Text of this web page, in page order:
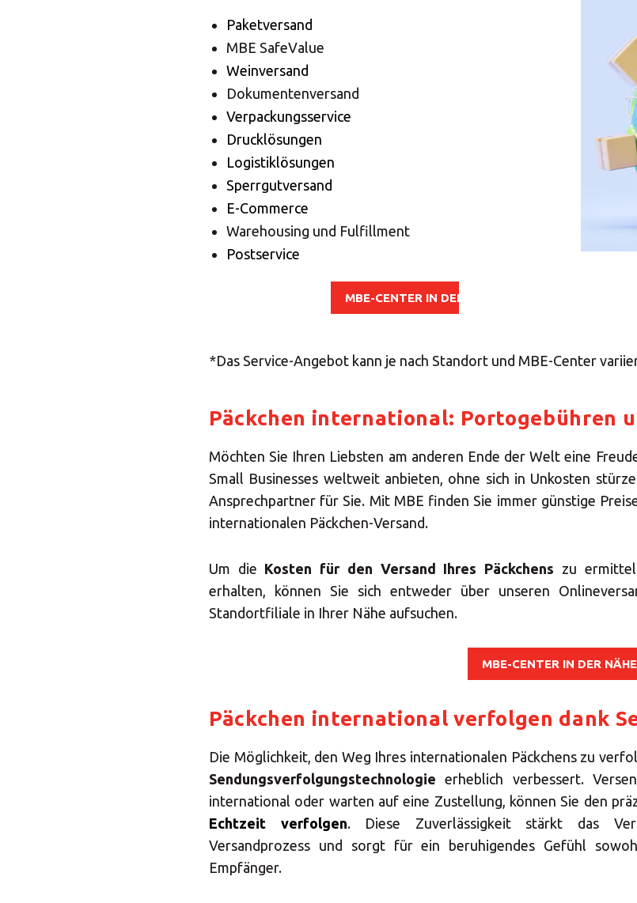
Paketversand
MBE SafeValue
Weinversand
Dokumentenversand
Verpackungsservice
Drucklösungen
Logistiklösungen
Sperrgutversand
E-Commerce
Warehousing und Fulfillment
Postservice
MBE-CENTER IN DER NÄHE FINDEN
*Das Service-Angebot kann je nach Standort und MBE-Center
Päckchen international: Portogebühren
Möchten Sie Ihren Liebsten am anderen Ende der Welt eine
Small Businesses weltweit anbieten, ohne sich in Unkosten
Ansprechpartner für Sie. Mit MBE finden Sie immer günstige
internationalen Päckchen-Versand.
Um die Kosten für den Versand Ihres Päckchens zu
erhalten, können Sie sich entweder über unseren
Standortfiliale in Ihrer Nähe aufsuchen.
MBE-CENTER IN DER
Päckchen international verfolgen dank
Die Möglichkeit, den Weg Ihres internationalen Päckchens zu
Sendungsverfolgungstechnologie erheblich verbessert.
international oder warten auf eine Zustellung, können Sie den
Echtzeit verfolgen. Diese Zuverlässigkeit stärkt das
Versandprozess und sorgt für ein beruhigendes Gefühl
Empfänger.
Land auswählen
Präsenz MBE
Wählen Sie Ihr
Geben Sie die PLZ oder Adresse
SUCHEN
Benötigen Sie eine
SUCHEN SIE UNTER DEN ANDEREN 160 MBE